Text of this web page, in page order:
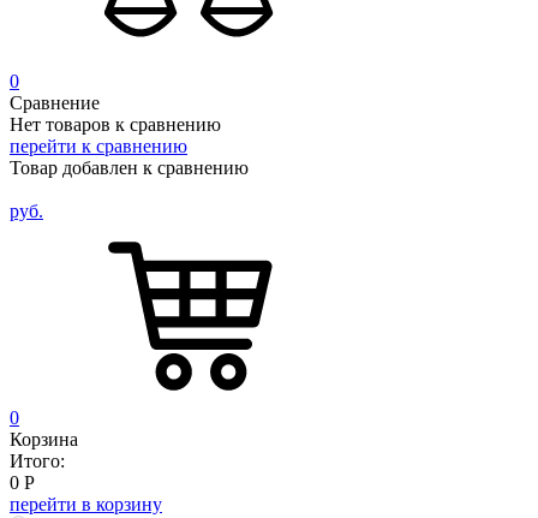
0
Сравнение
Нет товаров к сравнению
перейти к сравнению
Товар добавлен к сравнению
руб.
0
Корзина
Итого:
0 Р
перейти в корзину